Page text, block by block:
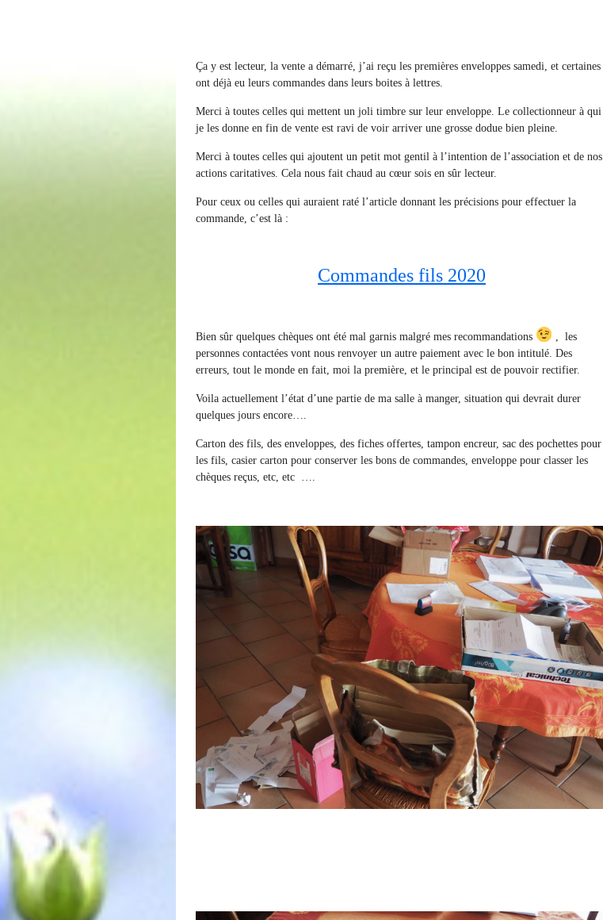
Ça y est lecteur, la vente a démarré, j’ai reçu les premières enveloppes samedi, et certaines
ont déjà eu leurs commandes dans leurs boites à lettres.
Merci à toutes celles qui mettent un joli timbre sur leur enveloppe. Le collectionneur à qui
je les donne en fin de vente est ravi de voir arriver une grosse dodue bien pleine.
Merci à toutes celles qui ajoutent un petit mot gentil à l’intention de l’association et de nos
actions caritatives. Cela nous fait chaud au cœur sois en sûr lecteur.
Pour ceux ou celles qui auraient raté l’article donnant les précisions pour effectuer la
commande, c’est là :
Commandes fils 2020
Bien sûr quelques chèques ont été mal garnis malgré mes recommandations
, les
personnes contactées vont nous renvoyer un autre paiement avec le bon intitulé. Des
erreurs, tout le monde en fait, moi la première, et le principal est de pouvoir rectifier.
Voila actuellement l’état d’une partie de ma salle à manger, situation qui devrait durer
quelques jours encore….
Carton des fils, des enveloppes, des fiches offertes, tampon encreur, sac des pochettes pour
les fils, casier carton pour conserver les bons de commandes, enveloppe pour classer les
chèques reçus, etc, etc ….